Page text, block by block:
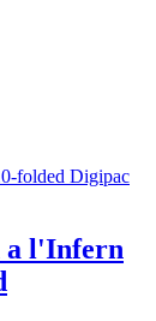
a l'Infern